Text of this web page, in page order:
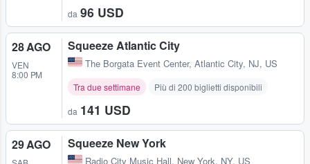
da 96 USD
28 AGO
VEN
8:00 PM
Squeeze Atlantic City
The Borgata Event Center, Atlantic City, NJ, US
Tra due settimane Più di 200 biglietti disponibili
da 141 USD
29 AGO Squeeze New York
Radio City Music Hall, New York, NY, US